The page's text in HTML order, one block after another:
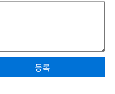
등록